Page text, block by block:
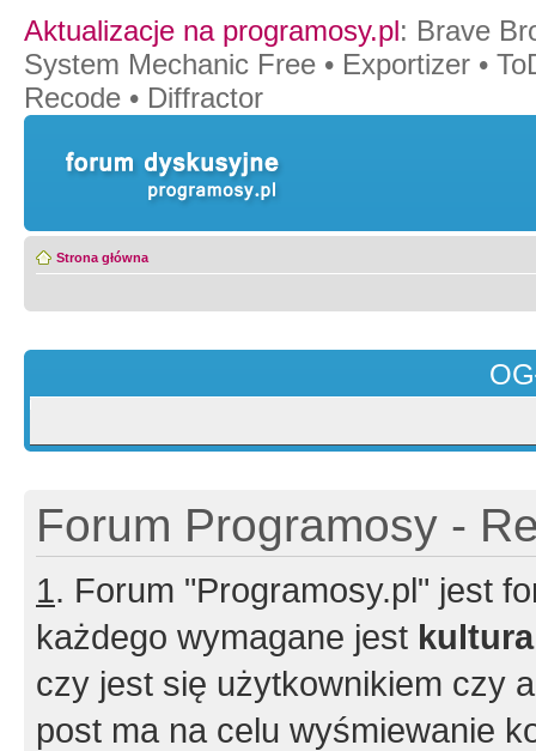
Aktualizacje na programosy.pl: Brave
System Mechanic Free • Exportizer •
Recode • Diffractor
Strona główna
Forum Programosy -
1. Forum "Programosy.pl" jest
każdego wymagane jest
czy jest się użytkownikiem czy
post ma na celu wyśmiewanie